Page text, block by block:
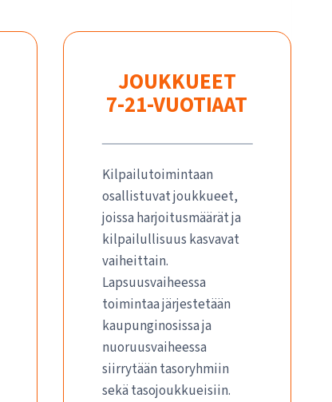
JOUKKUEET
7-21-VUOTIAAT
Kilpailutoimintaan
osallistuvat joukkueet,
joissa harjoitusmäärät ja
kilpailullisuus kasvavat
vaiheittain.
Lapsuusvaiheessa
toimintaa järjestetään
kaupunginosissa ja
nuoruusvaiheessa
siirrytään tasoryhmiin
sekä tasojoukkueisiin.